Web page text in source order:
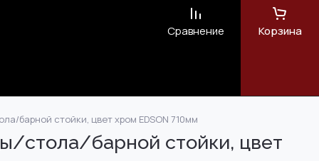
Сравнение Корзина
FIX)
завёртку)
ДВЕРЕЙ
барной стойки, цвет хром EDSON 710мм
стола/барной стойки, цвет